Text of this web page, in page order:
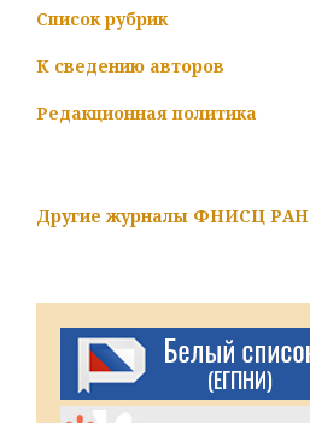
Список рубрик
К сведению авторов
Редакционная политика
Другие журналы ФНИСЦ РАН